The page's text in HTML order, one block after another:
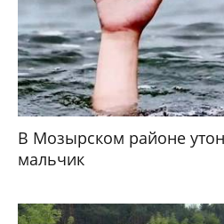
В Мозырском районе
мальчик